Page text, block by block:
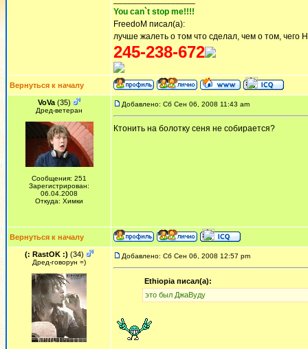
You can`t stop me!!!!
FreedoM писал(а):
лучше жалеть о том что сделал, чем о том, чего
245-238-672
Вернуться к началу
VoVa (35)
Дред-ветеран
Сообщения: 251
Зарегистрирован:
06.04.2008
Откуда: Химки
Добавлено: Сб Сен 06, 2008 11:43 am
Ктонить на болотку сеня не собирается?
Вернуться к началу
(: RastOK :) (34)
Дред-говорун =)
Добавлено: Сб Сен 06, 2008 12:57 pm
Ethiopia писал(а):
это был ДжаВуду